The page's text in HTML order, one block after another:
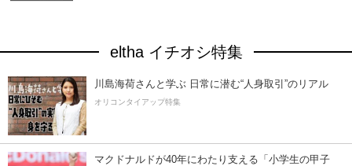
eltha イチオシ特集
川島海荷さんと学ぶ 日常に潜む“人身取引”のリアル
オリコンタイアップ特集
マクドナルドが40年にわたり支える「小学生の甲子